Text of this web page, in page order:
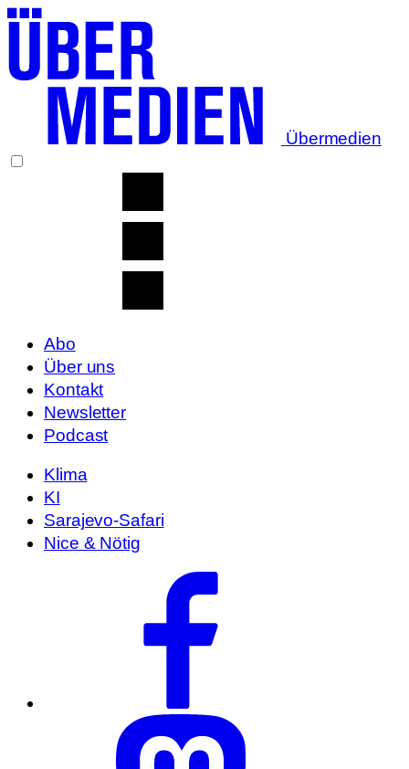
Übermedien
Abo
Über uns
Kontakt
Newsletter
Podcast
Klima
KI
Sarajevo-Safari
Nice & Nötig